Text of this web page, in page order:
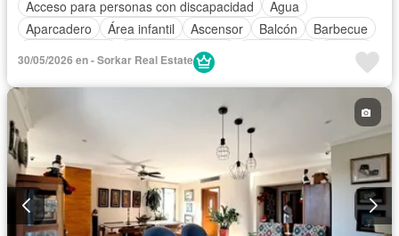
Acceso para personas con discapacidad
Agua
Aparcadero
Área infantil Ascensor Balcón
Barbecue
Cuarto de servicio
Piscina
Tanque de agua
30/05/2026 en - Sorkar Real Estate